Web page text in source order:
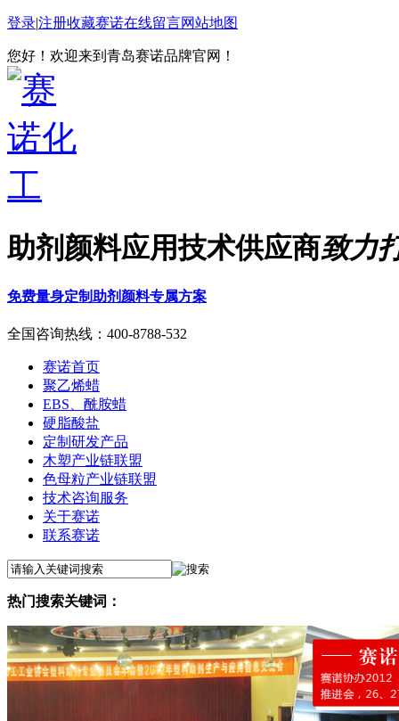
登录|注册收藏赛诺在线留言网站地图
您好！欢迎来到青岛赛诺品牌官网！
助剂颜料应用技术供应商致力
免费量身定制助剂颜料专属方案
全国咨询热线： 400-8788-532
赛诺首页
聚乙烯蜡
EBS、酰胺蜡
硬脂酸盐
定制研发产品
木塑产业链联盟
色母粒产业链联盟
技术咨询服务
关于赛诺
联系赛诺
热门搜索关键词：